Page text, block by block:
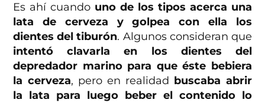
Es ahí cuando uno de los tipos acerca una
lata de cerveza y golpea con ella los
dientes del tiburón. Algunos consideran que
intentó clavarla en los dientes del
depredador marino para que éste bebiera
la cerveza, pero en realidad buscaba abrir
la lata para luego beber el contenido lo